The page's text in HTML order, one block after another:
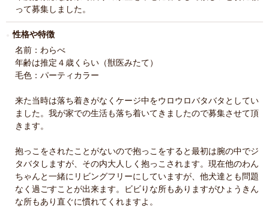
って募集しました。
性格や特徴
名前：わらべ
年齢は推定４歳くらい（獣医みたて）
毛色：パーティカラー
来た当時は落ち着きがなくケージ中をウロウロバタバタとしてい
ました。我が家での生活も落ち着いてきましたので募集させて頂
きます。
抱っこをされたことがないので抱っこをすると最初は腕の中でジ
タバタしますが、その内大人しく抱っこされます。現在他のわん
ちゃんと一緒にリビングフリーにしていますが、他犬達とも問題
なく過ごすことが出来ます。ビビりな所もありますがひょうきん
な所もあり直ぐに慣れてくれますよ。